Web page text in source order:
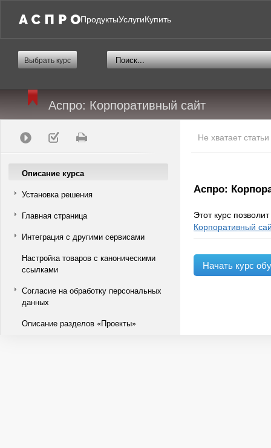
ПродуктыУслугиКупить
Выбрать курс
Аспро: Корпоративный сайт
Описание курса
Установка решения
Главная страница
Интеграция с другими сервисами
Настройка товаров с каноническими
ссылками
Согласие на обработку персональных
данных
Описание разделов «Проекты»
Не хватает
Аспро:
Этот курс
Корпоративный
Начать курс